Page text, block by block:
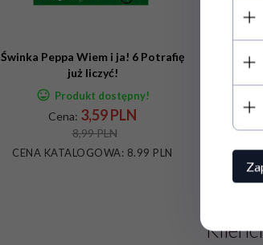
Świnka Peppa Wiem i ja! 6 Potrafię
już liczyć!
Produkt dostępny!
Cena: 3,59PLN
8,99 PLN
CENA KATALOGOWA: 8.99 PLN